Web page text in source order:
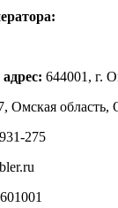
644001, г.
Омская
275